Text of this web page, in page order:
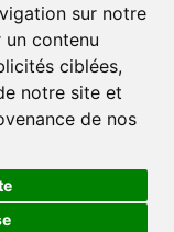
sur notre
contenu
ciblées,
notre site et
de nos